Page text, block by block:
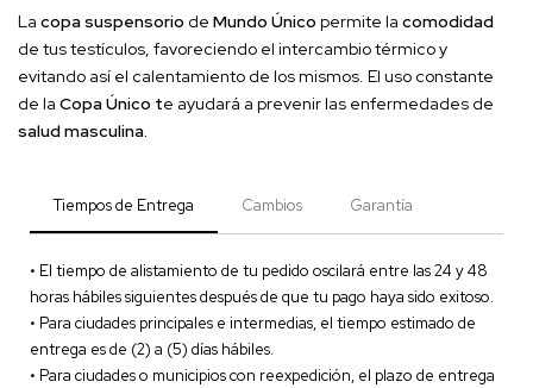
La copa suspensorio de Mundo Único permite la comodidad
de tus testículos, favoreciendo el intercambio térmico y
evitando así el calentamiento de los mismos. El uso constante
de la Copa Único te ayudará a prevenir las enfermedades de
salud masculina.
Tiempos de Entrega Cambios Garantía
• El tiempo de alistamiento de tu pedido oscilará entre las 24 y 48
horas hábiles siguientes después de que tu pago haya sido exitoso.
• Para ciudades principales e intermedias, el tiempo estimado de
entrega es de (2) a (5) días hábiles.
• Para ciudades o municipios con reexpedición, el plazo de entrega